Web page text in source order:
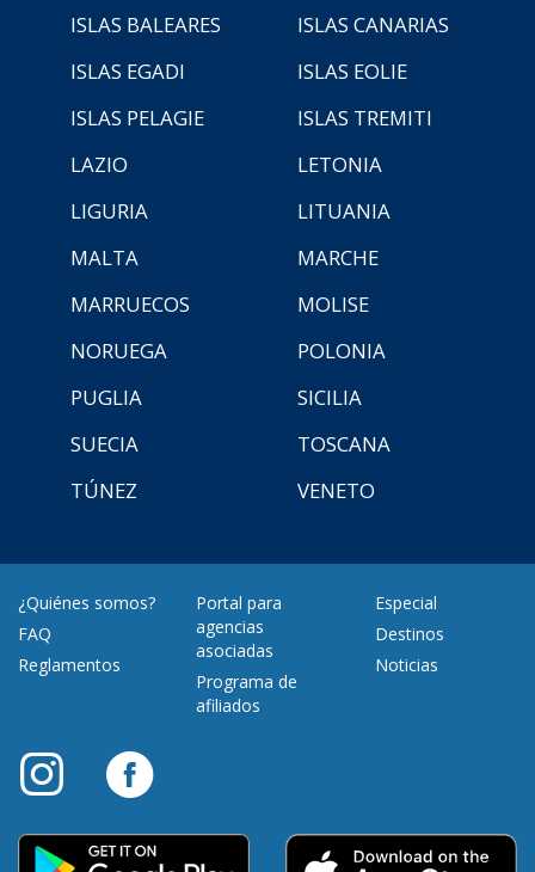
ISLAS BALEARES
ISLAS CANARIAS
ISLAS EGADI
ISLAS EOLIE
ISLAS PELAGIE
ISLAS TREMITI
LAZIO
LETONIA
LIGURIA
LITUANIA
MALTA
MARCHE
MARRUECOS
MOLISE
NORUEGA
POLONIA
PUGLIA
SICILIA
SUECIA
TOSCANA
TÚNEZ
VENETO
¿Quiénes somos?
FAQ
Reglamentos
Portal para
agencias
asociadas
Programa de
afiliados
Especial
Destinos
Noticias